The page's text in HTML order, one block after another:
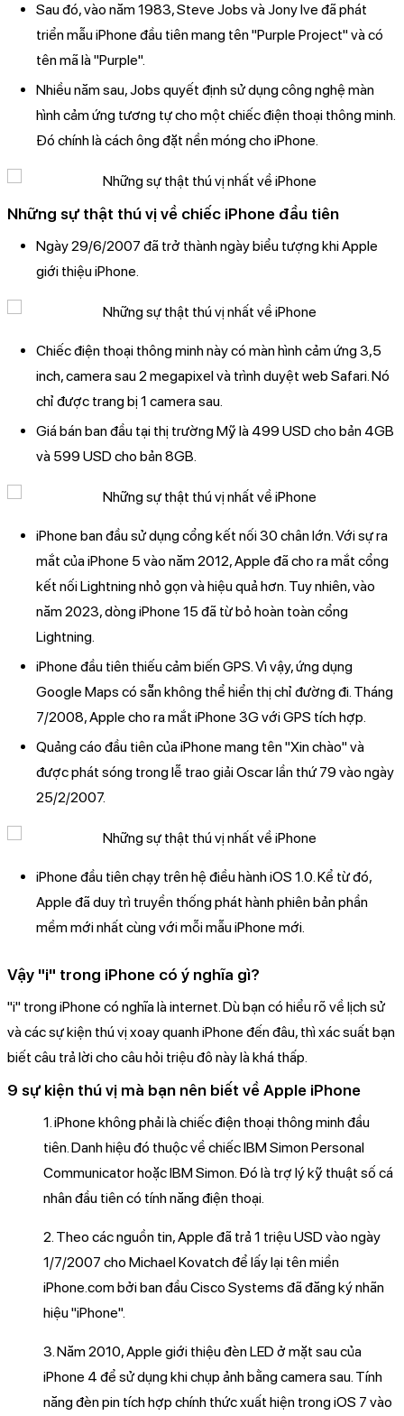
Sau đó, vào năm 1983, Steve Jobs và Jony Ive đã phát
triển mẫu iPhone đầu tiên mang tên "Purple Project" và có
tên mã là "Purple".
Nhiều năm sau, Jobs quyết định sử dụng công nghệ màn
hình cảm ứng tương tự cho một chiếc điện thoại thông minh.
Đó chính là cách ông đặt nền móng cho iPhone.
Những sự thật thú vị về chiếc iPhone đầu tiên
Ngày 29/6/2007 đã trở thành ngày biểu tượng khi Apple
giới thiệu iPhone.
Chiếc điện thoại thông minh này có màn hình cảm ứng 3,5
inch, camera sau 2 megapixel và trình duyệt web Safari. Nó
chỉ được trang bị 1 camera sau.
Giá bán ban đầu tại thị trường Mỹ là 499 USD cho bản 4GB
và 599 USD cho bản 8GB.
iPhone ban đầu sử dụng cổng kết nối 30 chân lớn. Với sự ra
mắt của iPhone 5 vào năm 2012, Apple đã cho ra mắt cổng
kết nối Lightning nhỏ gọn và hiệu quả hơn. Tuy nhiên, vào
năm 2023, dòng iPhone 15 đã từ bỏ hoàn toàn cổng
Lightning.
iPhone đầu tiên thiếu cảm biến GPS. Vì vậy, ứng dụng
Google Maps có sẵn không thể hiển thị chỉ đường đi. Tháng
7/2008, Apple cho ra mắt iPhone 3G với GPS tích hợp.
Quảng cáo đầu tiên của iPhone mang tên "Xin chào" và
được phát sóng trong lễ trao giải Oscar lần thứ 79 vào ngày
25/2/2007.
iPhone đầu tiên chạy trên hệ điều hành iOS 1.0. Kể từ đó,
Apple đã duy trì truyền thống phát hành phiên bản phần
mềm mới nhất cùng với mỗi mẫu iPhone mới.
Vậy "i" trong iPhone có ý nghĩa gì?
"i" trong iPhone có nghĩa là internet. Dù bạn có hiểu rõ về lịch sử
và các sự kiện thú vị xoay quanh iPhone đến đâu, thì xác suất bạn
biết câu trả lời cho câu hỏi triệu đô này là khá thấp.
9 sự kiện thú vị mà bạn nên biết về Apple iPhone
1. iPhone không phải là chiếc điện thoại thông minh đầu
tiên. Danh hiệu đó thuộc về chiếc IBM Simon Personal
Communicator hoặc IBM Simon. Đó là trợ lý kỹ thuật số cá
nhân đầu tiên có tính năng điện thoại.
2. Theo các nguồn tin, Apple đã trả 1 triệu USD vào ngày
1/7/2007 cho Michael Kovatch để lấy lại tên miền
iPhone.com bởi ban đầu Cisco Systems đã đăng ký nhãn
hiệu "iPhone".
3. Năm 2010, Apple giới thiệu đèn LED ở mặt sau của
iPhone 4 để sử dụng khi chụp ảnh bằng camera sau. Tính
năng đèn pin tích hợp chính thức xuất hiện trong iOS 7 vào